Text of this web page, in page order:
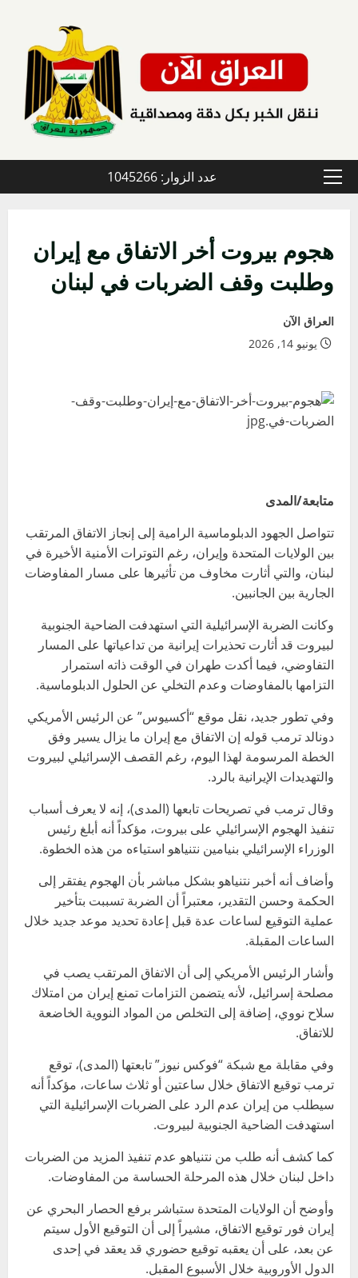
القائمة
عدد الزوار: 1045266
هجوم بيروت أخر الاتفاق مع إيران
وطلبت وقف الضربات في لبنان
العراق الآن
يونيو 14, 2026
متابعة/المدى
تتواصل الجهود الدبلوماسية الرامية إلى إنجاز الاتفاق المرتقب
بين الولايات المتحدة وإيران، رغم التوترات الأمنية الأخيرة في
لبنان، والتي أثارت مخاوف من تأثيرها على مسار المفاوضات
الجارية بين الجانبين.
وكانت الضربة الإسرائيلية التي استهدفت الضاحية الجنوبية
لبيروت قد أثارت تحذيرات إيرانية من تداعياتها على المسار
التفاوضي، فيما أكدت طهران في الوقت ذاته استمرار
التزامها بالمفاوضات وعدم التخلي عن الحلول الدبلوماسية.
وفي تطور جديد، نقل موقع “أكسيوس” عن الرئيس الأمريكي
دونالد ترمب قوله إن الاتفاق مع إيران ما يزال يسير وفق
الخطة المرسومة لهذا اليوم، رغم القصف الإسرائيلي لبيروت
والتهديدات الإيرانية بالرد.
وقال ترمب في تصريحات تابعها (المدى)، إنه لا يعرف أسباب
تنفيذ الهجوم الإسرائيلي على بيروت، مؤكداً أنه أبلغ رئيس
الوزراء الإسرائيلي بنيامين نتنياهو استياءه من هذه الخطوة.
وأضاف أنه أخبر نتنياهو بشكل مباشر بأن الهجوم يفتقر إلى
الحكمة وحسن التقدير، معتبراً أن الضربة تسببت بتأخير
عملية التوقيع لساعات عدة قبل إعادة تحديد موعد جديد خلال
الساعات المقبلة.
وأشار الرئيس الأمريكي إلى أن الاتفاق المرتقب يصب في
مصلحة إسرائيل، لأنه يتضمن التزامات تمنع إيران من امتلاك
سلاح نووي، إضافة إلى التخلص من المواد النووية الخاضعة
للاتفاق.
وفي مقابلة مع شبكة “فوكس نيوز” تابعتها (المدى)، توقع
ترمب توقيع الاتفاق خلال ساعتين أو ثلاث ساعات، مؤكداً أنه
سيطلب من إيران عدم الرد على الضربات الإسرائيلية التي
استهدفت الضاحية الجنوبية لبيروت.
كما كشف أنه طلب من نتنياهو عدم تنفيذ المزيد من الضربات
داخل لبنان خلال هذه المرحلة الحساسة من المفاوضات.
وأوضح أن الولايات المتحدة ستباشر برفع الحصار البحري عن
إيران فور توقيع الاتفاق، مشيراً إلى أن التوقيع الأول سيتم
عن بعد، على أن يعقبه توقيع حضوري قد يعقد في إحدى
الدول الأوروبية خلال الأسبوع المقبل.